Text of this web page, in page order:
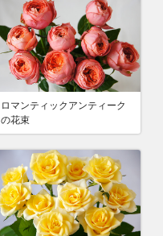
ロマンティックアンティーク
の花束